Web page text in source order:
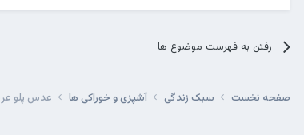
رفتن به فهرست موضوع ها
صفحه نخست سبک زندگی آشپزی و خوراکی ها عدس پلو